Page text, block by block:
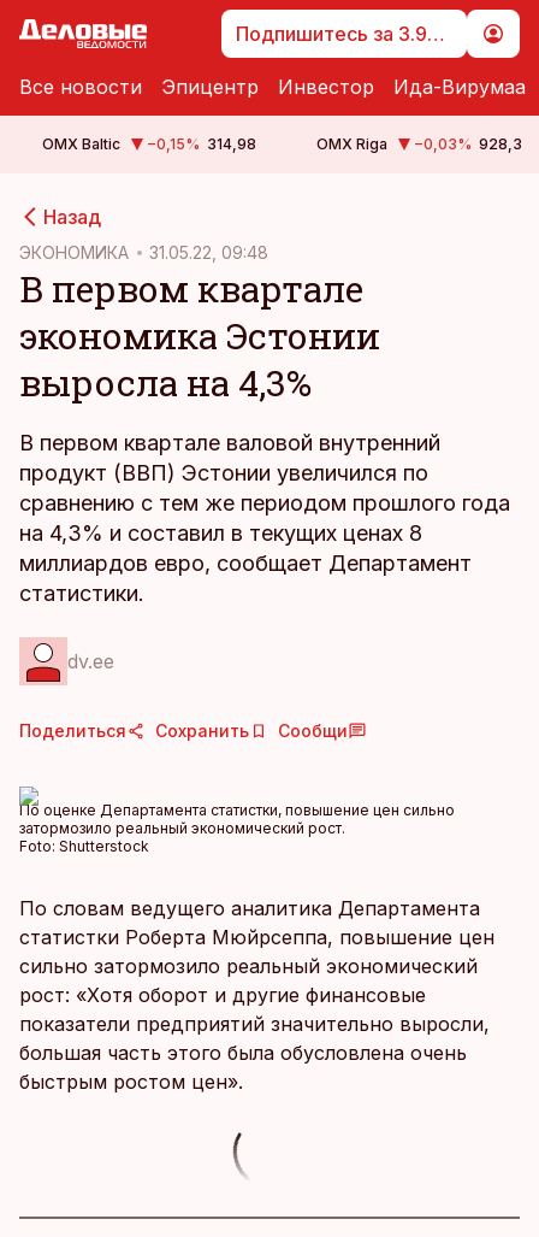
Подпишитесь за 3.99 €
Все новости Эпицентр Инвестор Ида-Вирумаа
OMX Baltic −0,15% 314,98 OMX Riga −0,03% 928,3
Назад
ЭКОНОМИКА 31.05.22, 09:48
В первом квартале
экономика Эстонии
выросла на 4,3%
В первом квартале валовой внутренний
продукт (ВВП) Эстонии увеличился по
сравнению с тем же периодом прошлого года
на 4,3% и составил в текущих ценах 8
миллиардов евро, сообщает Департамент
статистики.
dv.ee
Поделиться Сохранить Сообщи
По оценке Департамента статистки, повышение цен сильно
затормозило реальный экономический рост.
Foto: Shutterstock
По словам ведущего аналитика Департамента
статистки Роберта Мюйрсеппа, повышение цен
сильно затормозило реальный экономический
рост: «Хотя оборот и другие финансовые
показатели предприятий значительно выросли,
большая часть этого была обусловлена очень
быстрым ростом цен».